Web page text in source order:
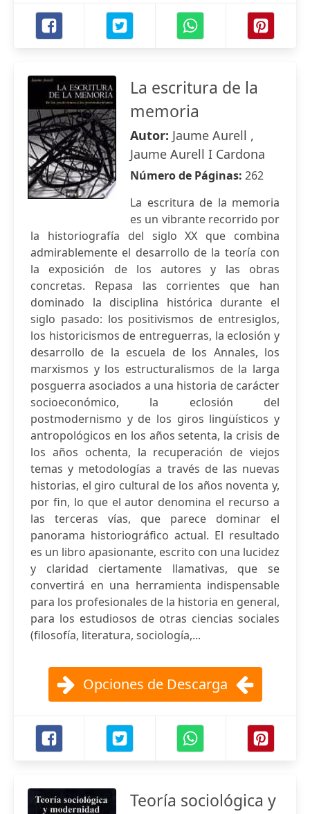
La escritura de la
memoria
Autor: Jaume Aurell ,
Jaume Aurell I Cardona
Número de Páginas: 262
La escritura de la memoria
es un vibrante recorrido por
la historiografía del siglo XX que combina
admirablemente el desarrollo de la teoría con
la exposición de los autores y las obras
concretas. Repasa las corrientes que han
dominado la disciplina histórica durante el
siglo pasado: los positivismos de entresiglos,
los historicismos de entreguerras, la eclosión y
desarrollo de la escuela de los Annales, los
marxismos y los estructuralismos de la larga
posguerra asociados a una historia de carácter
socioeconómico, la eclosión del
postmodernismo y de los giros lingüísticos y
antropológicos en los años setenta, la crisis de
los años ochenta, la recuperación de viejos
temas y metodologías a través de las nuevas
historias, el giro cultural de los años noventa y,
por fin, lo que el autor denomina el recurso a
las terceras vías, que parece dominar el
panorama historiográfico actual. El resultado
es un libro apasionante, escrito con una lucidez
y claridad ciertamente llamativas, que se
convertirá en una herramienta indispensable
para los profesionales de la historia en general,
para los estudiosos de otras ciencias sociales
(filosofía, literatura, sociología,...
Opciones de Descarga
Teoría sociológica y